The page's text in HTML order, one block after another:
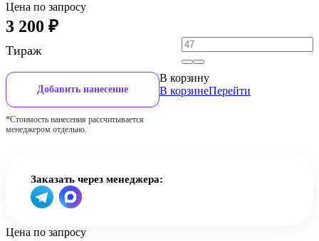
Цена по запросу
3 200 ₽
Тираж
Добавить нанесение
*Стоимость нанесения рассчитывается
менеджером отдельно.
В корзину
В корзинеПерейти
Заказать через менеджера:
Цена по запросу